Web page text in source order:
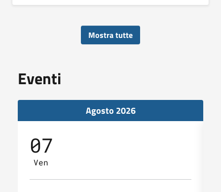
Mostra tutte
Eventi
Agosto 2026
07
Ven